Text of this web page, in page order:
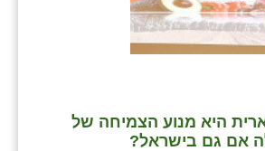
היא מנוע הצמיחה של
אם גם בישראל?